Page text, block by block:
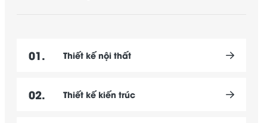
01. Thiết kế nội thất
02. Thiết kế kiến trúc